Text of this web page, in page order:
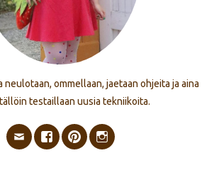
neulotaan, ommellaan, jaetaan ohjeita ja aina
testaillaan uusia tekniikoita.